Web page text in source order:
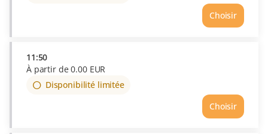
Choisir
11:50
À partir de0.00 EUR
Disponibilité limitée
Choisir